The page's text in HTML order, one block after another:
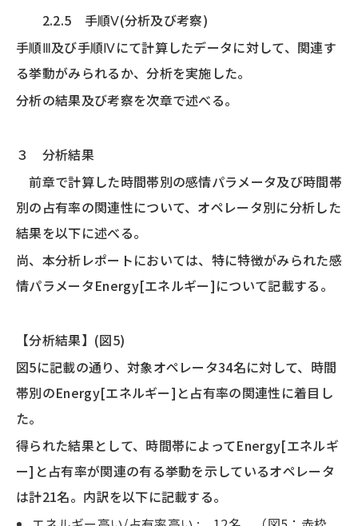
2.2.5 手順Ⅴ(分析及び考察)
手順Ⅲ及び手順Ⅳにて計算したデータに対して、関連す
る挙動がみられるか、分析を実施した。
分析の結果及び考察を次章で述べる。
３ 分析結果
前章で計算した時間帯別の感情パラメータ及び時間帯
別の占有率の関連性について、オペレータ別に分析した
結果を以下に述べる。
尚、本分析レポートにおいては、特に特徴がみられた感
情パラメータEnergy[エネルギー]について記載する。
【分析結果】(図5)
図5に記載の通り、対象オペレータ34名に対して、時間
帯別のEnergy[エネルギー]と占有率の関連性に着目し
た。
得られた結果として、時間帯によってEnergy[エネルギ
ー]と占有率が関連の有る挙動を示しているオペレータ
は計21名。内訳を以下に記載する。